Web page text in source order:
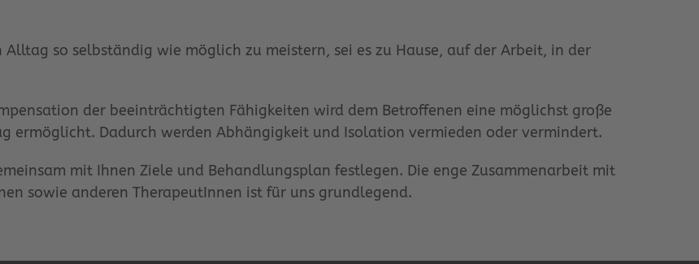
so selbständig wie möglich zu meistern, sei es zu Hause, auf der Arbeit, in der
der beeinträchtigten Fähigkeiten wird dem Betroffenen eine möglichst große
ermöglicht. Dadurch werden Abhängigkeit und Isolation vermieden oder vermindert.
mit Ihnen Ziele und Behandlungsplan festlegen. Die enge Zusammenarbeit mit
sowie anderen TherapeutInnen ist für uns grundlegend.